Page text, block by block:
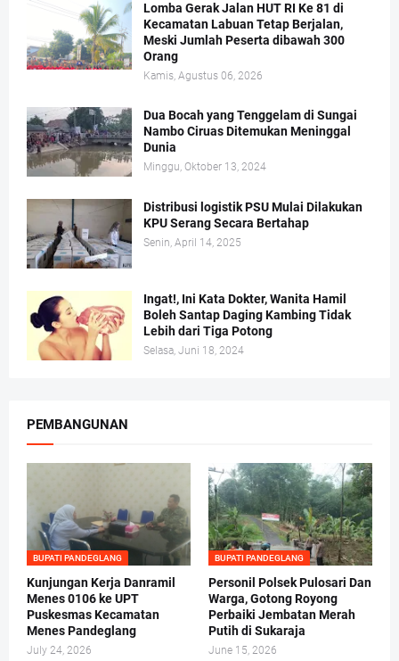
Lomba Gerak Jalan HUT RI Ke 81 di
Kecamatan Labuan Tetap Berjalan,
Meski Jumlah Peserta dibawah 300
Orang
Kamis, Agustus 06, 2026
Dua Bocah yang Tenggelam di Sungai
Nambo Ciruas Ditemukan Meninggal
Dunia
Minggu, Oktober 13, 2024
Distribusi logistik PSU Mulai Dilakukan
KPU Serang Secara Bertahap
Senin, April 14, 2025
Ingat!, Ini Kata Dokter, Wanita Hamil
Boleh Santap Daging Kambing Tidak
Lebih dari Tiga Potong
Selasa, Juni 18, 2024
PEMBANGUNAN
BUPATI PANDEGLANG
Kunjungan Kerja Danramil
Menes 0106 ke UPT
Puskesmas Kecamatan
Menes Pandeglang
July 24, 2026
BUPATI PANDEGLANG
Personil Polsek Pulosari Dan
Warga, Gotong Royong
Perbaiki Jembatan Merah
Putih di Sukaraja
June 15, 2026